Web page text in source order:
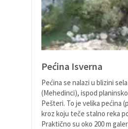
Pećina Isverna
Pećina se nalazi u blizini
(Mehedinci), ispod
Pešteri. To je velika pećina
kroz koju teče stalno reka
Praktično su oko 200 m